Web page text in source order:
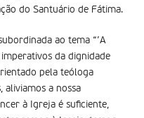
do Santuário de Fátima.
ao tema “’A
da dignidade
pela teóloga
aliviamos a nossa
à Igreja é suficiente,